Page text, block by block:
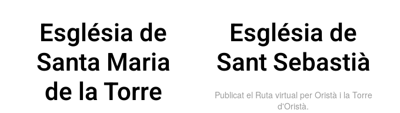
Església de
Santa Maria
de la Torre
Església de
Sant Sebastià
Publicat el Ruta virtual per Oristà i la Torre
d'Oristà.